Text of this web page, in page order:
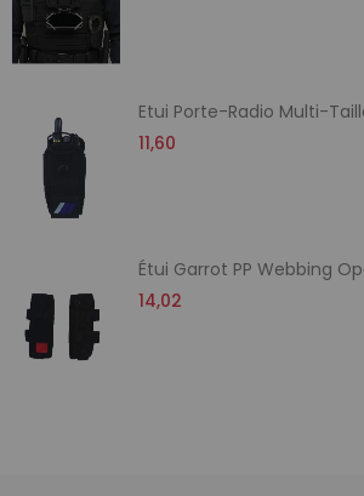
Etui Porte-Radio Multi-
11,60
Étui Garrot PP Webbing
14,02